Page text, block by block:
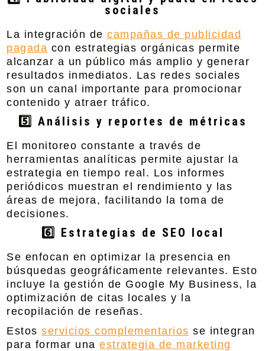
sociales
La integración decampañas de publicidad
pagada con estrategias orgánicas permite
alcanzar a un público más amplio y generar
resultados inmediatos. Las redes sociales
son un canal importante para promocionar
contenido y atraer tráfico.
5️⃣ Análisis y reportes de métricas
El monitoreo constante a través de
herramientas analíticas permite ajustar la
estrategia en tiempo real. Los informes
periódicos muestran el rendimiento y las
áreas de mejora, facilitando la toma de
decisiones.
6️⃣ Estrategias de SEO local
Se enfocan en optimizar la presencia en
búsquedas geográficamente relevantes. Esto
incluye la gestión de Google My Business, la
optimización de citas locales y la
recopilación de reseñas.
Estosservicios complementarios se integran
para formar unaestrategia de marketing